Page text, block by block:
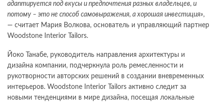
адаптируется под вкусы и предпочтения разных владельцев, и
потому – это не способ самовыражения, а хорошая инвестиция»,
— считает Мария Волкова, основатель и управляющий партнер
Woodstone Interior Tailors.
Йоко Танабе, руководитель направления архитектуры и
дизайна компании, подчеркнула роль ремесленности и
рукотворности авторских решений в создании вневременных
интерьеров. Woodstone Interior Tailors активно следит за
новыми тенденциями в мире дизайна, посещая локальные